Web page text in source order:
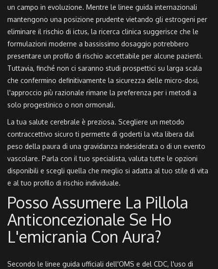
un campo in evoluzione. Mentre le linee guida internazionali
mantengono una posizione prudente vietando gli estrogeni per
eliminare il rischio di ictus, la ricerca clinica suggerisce che le
formulazioni moderne a bassissimo dosaggio potrebbero
presentare un profilo di rischio accettabile per alcune pazienti.
Tuttavia, finché non ci saranno studi prospettici su larga scala
che confermino definitivamente la sicurezza delle micro-dosi,
l'approccio più razionale rimane la preferenza per i metodi a
solo progestinico o non ormonali.
La tua salute cerebrale è preziosa. Scegliere un metodo
contraccettivo sicuro ti permette di goderti la vita libera dal
peso della paura di una gravidanza indesiderata o di un evento
vascolare. Parla con il tuo specialista, valuta tutte le opzioni
disponibili e scegli quella che meglio si adatta al tuo stile di vita
e al tuo profilo di rischio individuale.
Posso Assumere La Pillola
Anticoncezionale Se Ho
L'emicrania Con Aura?
Secondo le linee guida ufficiali dell'OMS e del CDC, l'uso di